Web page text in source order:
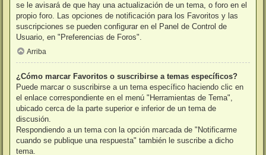
se le avisará de que hay una actualización de un tema, o foro en el
propio foro. Las opciones de notificación para los Favoritos y las
suscripciones se pueden configurar en el Panel de Control de
Usuario, en "Preferencias de Foros".
Arriba
¿Cómo marcar Favoritos o suscribirse a temas específicos?
Puede marcar o suscribirse a un tema específico haciendo clic en
el enlace correspondiente en el menú "Herramientas de Tema",
ubicado cerca de la parte superior e inferior de un tema de
discusión.
Respondiendo a un tema con la opción marcada de "Notificarme
cuando se publique una respuesta" también le suscribe a dicho
tema.